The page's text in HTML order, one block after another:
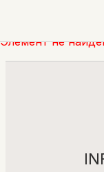
Элемент не